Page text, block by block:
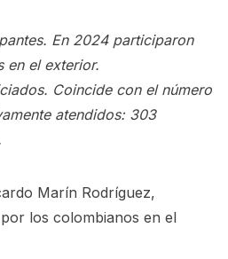
En 2024 participaron
en el exterior.
Coincide con el número
atendidos: 303
Marín Rodríguez,
los colombianos en el